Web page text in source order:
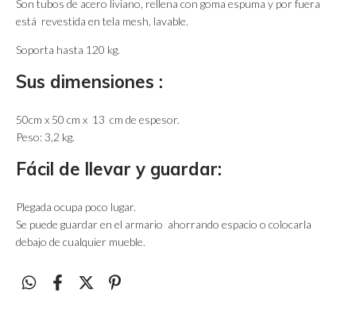
Son tubos de acero liviano, rellena con goma espuma y por fuera
está revestida en tela mesh, lavable.
Soporta hasta 120 kg.
Sus dimensiones :
50cm x 50 cm x 13 cm de espesor.
Peso: 3,2 kg.
Fácil de llevar y guardar:
Plegada ocupa poco lugar.
Se puede guardar en el armario ahorrando espacio o colocarla
debajo de cualquier mueble.